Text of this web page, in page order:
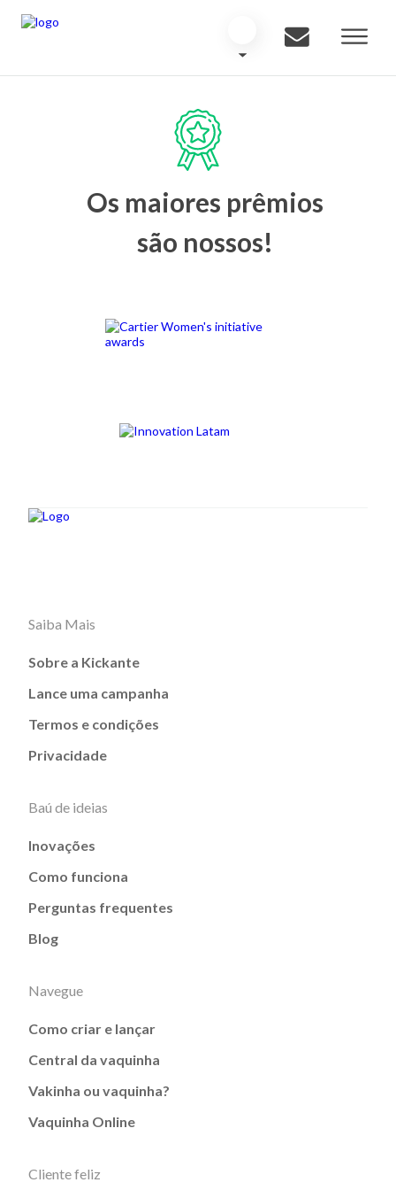
Os maiores prêmios
são nossos!
Saiba Mais
Sobre a Kickante
Lance uma campanha
Termos e condições
Privacidade
Baú de ideias
Inovações
Como funciona
Perguntas frequentes
Blog
Navegue
Como criar e lançar
Central da vaquinha
Vakinha ou vaquinha?
Vaquinha Online
Cliente feliz